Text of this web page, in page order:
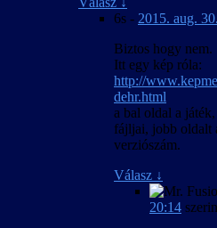
6s - 2015. aug.
Biztos hogy nem.
Itt egy kép róla:
http://
dehr.html
a bal oldal a
fájljai, jobb oldalt
verziószám.
Válasz ↓
20:14